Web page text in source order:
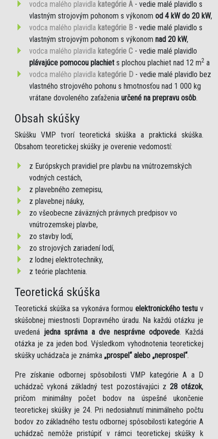
vodca malého plavidla kategórie A - vedie malé plavidlo s
vlastným strojovým pohonom s výkonom od 4 kW do 20 kW,
vodca malého plavidla kategórie B - vedie malé plavidlo s
vlastným strojovým pohonom s výkonom nad 20 kW,
vodca malého plavidla kategórie C - vedie malé plavidlo
plávajúce pomocou plachiet s plochou plachiet nad 12 m2 a
vodca malého plavidla kategórie D - vedie malé plavidlo bez
vlastného strojového pohonu s hmotnosťou nad 1 000 kg
vrátane dovoleného zaťaženia určené na prepravu osôb.
Obsah skúšky
Skúšku VMP tvorí teoretická skúška a praktická skúška.
Obsahom teoretickej skúšky je overenie vedomostí:
z Európskych pravidiel pre plavbu na vnútrozemských
vodných cestách,
z plavebného zemepisu,
z plavebnej náuky,
zo všeobecne záväzných právnych predpisov vo
vnútrozemskej plavbe,
zo stavby lodí,
zo strojových zariadení lodí,
z lodnej elektrotechniky,
z teórie plachtenia.
Teoretická skúška
Teoretická skúška sa vykonáva formou elektronického testu v
skúšobnej miestnosti Dopravného úradu. Na každú otázku je
uvedená jedna správna a dve nesprávne odpovede. Každá
otázka je za jeden bod. Výsledkom vyhodnotenia teoretickej
skúšky uchádzača je známka „prospel“ alebo „neprospel“.
Pre získanie odbornej spôsobilosti VMP kategórie A a D
uchádzač vykoná základný test pozostávajúci z 28 otázok,
pričom minimálny počet bodov na úspešné ukončenie
teoretickej skúšky je 24. Pri nedosiahnutí minimálneho počtu
bodov zo základného testu odbornej spôsobilosti kategórie A
uchádzač nemôže pristúpiť v rámci teoretickej skúšky k